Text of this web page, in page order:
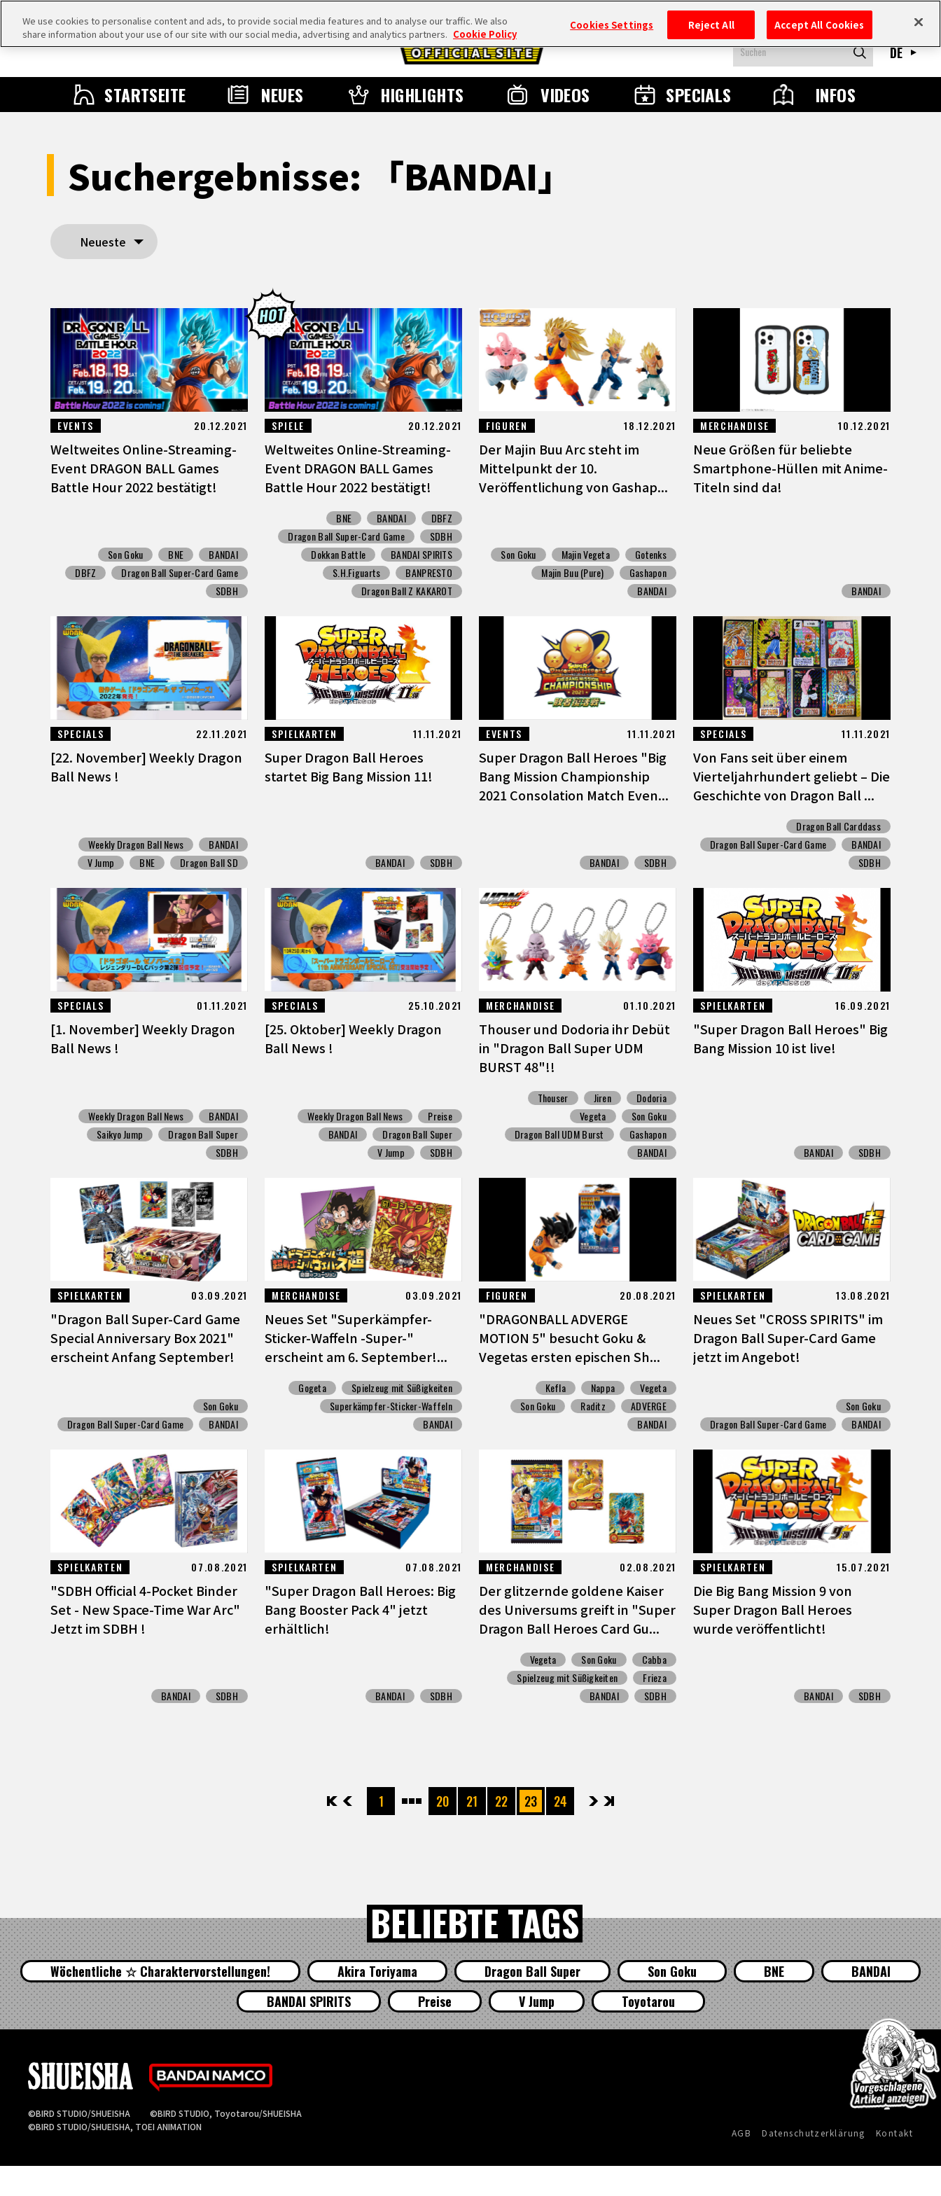
STARTSEITE NEUES HIGHLIGHTS VIDEOS SPECIALS INFOS
DE
Suchergebnisse: 「BANDAI」
Neueste
EVENTS 20.12.2021
Weltweites Online-Streaming-
Event DRAGON BALL Games
Battle Hour 2022 bestätigt!
Son Goku BNE
BANDAI
DBFZ
Dragon Ball Super-Card Game
SDBH
SPIELE 20.12.2021
Weltweites Online-Streaming-
Event DRAGON BALL Games
Battle Hour 2022 bestätigt!
BNE BANDAI
DBFZ
Dragon Ball Super-Card Game
SDBH
Dokkan Battle
BANDAI SPIRITS
S.H.Figuarts
BANPRESTO
Dragon Ball Z KAKAROT
FIGUREN 18.12.2021
Der Majin Buu Arc steht im
Mittelpunkt der 10.
Veröffentlichung von Gashap...
Son Goku Majin Vegeta
Gotenks
Majin Buu (Pure)
Gashapon
BANDAI
MERCHANDISE 10.12.2021
Neue Größen für beliebte
Smartphone-Hüllen mit Anime-
Titeln sind da!
BANDAI
SPECIALS 22.11.2021
[22. November] Weekly Dragon
Ball News !
Weekly Dragon Ball News
BANDAI
V Jump
BNE Dragon Ball SD
SPIELKARTEN 11.11.2021
Super Dragon Ball Heroes
startet Big Bang Mission 11!
BANDAI SDBH
EVENTS 11.11.2021
Super Dragon Ball Heroes "Big
Bang Mission Championship
2021 Consolation Match Even...
BANDAI SDBH
SPECIALS 11.11.2021
Von Fans seit über einem
Vierteljahrhundert geliebt – Die
Geschichte von Dragon Ball ...
Dragon Ball Carddass
Dragon Ball Super-Card Game
BANDAI
SDBH
SPECIALS 01.11.2021
[1. November] Weekly Dragon
Ball News !
Weekly Dragon Ball News
BANDAI
Saikyo Jump
Dragon Ball Super
SDBH
SPECIALS 25.10.2021
[25. Oktober] Weekly Dragon
Ball News !
Weekly Dragon Ball News
Preise
BANDAI
Dragon Ball Super
V Jump
SDBH
MERCHANDISE 01.10.2021
Thouser und Dodoria ihr Debüt
in "Dragon Ball Super UDM
BURST 48"!!
Thouser Jiren
Dodoria
Vegeta
Son Goku
Dragon Ball UDM Burst
Gashapon
BANDAI
SPIELKARTEN 16.09.2021
"Super Dragon Ball Heroes" Big
Bang Mission 10 ist live!
BANDAI SDBH
SPIELKARTEN 03.09.2021
"Dragon Ball Super-Card Game
Special Anniversary Box 2021"
erscheint Anfang September!
Son Goku
Dragon Ball Super-Card Game
BANDAI
MERCHANDISE 03.09.2021
Neues Set "Superkämpfer-
Sticker-Waffeln -Super-"
erscheint am 6. September!...
Gogeta
Spielzeug mit Süßigkeiten
Superkämpfer-Sticker-Waffeln
BANDAI
FIGUREN 20.08.2021
"DRAGONBALL ADVERGE
MOTION 5" besucht Goku &
Vegetas ersten epischen Sh...
Kefla Nappa
Vegeta
Son Goku
Raditz
ADVERGE
BANDAI
SPIELKARTEN 13.08.2021
Neues Set "CROSS SPIRITS" im
Dragon Ball Super-Card Game
jetzt im Angebot!
Son Goku
Dragon Ball Super-Card Game
BANDAI
SPIELKARTEN 07.08.2021
"SDBH Official 4-Pocket Binder
Set - New Space-Time War Arc"
Jetzt im SDBH !
BANDAI SDBH
SPIELKARTEN 07.08.2021
"Super Dragon Ball Heroes: Big
Bang Booster Pack 4" jetzt
erhältlich!
BANDAI SDBH
MERCHANDISE 02.08.2021
Der glitzernde goldene Kaiser
des Universums greift in "Super
Dragon Ball Heroes Card Gu...
Vegeta Son Goku
Cabba
Spielzeug mit Süßigkeiten
Frieza
BANDAI
SDBH
SPIELKARTEN 15.07.2021
Die Big Bang Mission 9 von
Super Dragon Ball Heroes
wurde veröffentlicht!
BANDAI SDBH
先頭 1 20 21 22 23 24次へ 最後
BELIEBTE TAGS
Wöchentliche ☆ Charaktervorstellungen! Akira Toriyama Dragon Ball Super Son Goku BNE
BANDAI
BANDAI SPIRITS
Preise V Jump Toyotarou
©BIRD STUDIO/SHUEISHA
©BIRD STUDIO, Toyotarou/SHUEISHA
©BIRD STUDIO/SHUEISHA, TOEI ANIMATION
AGB Datenschutzerklärung Kontakt
We use cookies to personalise content and ads, to provide social media features and to analyse our traffic. We also
share information about your use of our site with our social media, advertising and analytics partners. Cookie Policy
Cookies Settings Reject All Accept All Cookies